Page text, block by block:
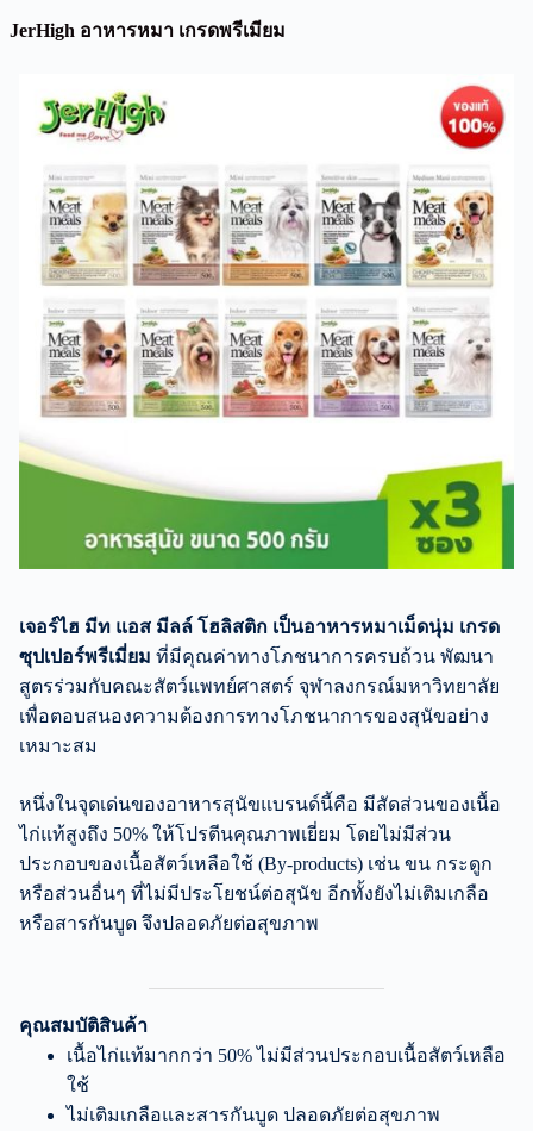
JerHigh อาหารหมา เกรดพรีเมียม
เจอร์ไฮ มีท แอส มีลล์ โฮลิสติก เป็นอาหารหมาเม็ดนุ่ม เกรด
ซุปเปอร์พรีเมี่ยม ที่มีคุณค่าทางโภชนาการครบถ้วน พัฒนา
สูตรร่วมกับคณะสัตว์แพทย์ศาสตร์ จุฬาลงกรณ์มหาวิทยาลัย
เพื่อตอบสนองความต้องการทางโภชนาการของสุนัขอย่าง
เหมาะสม
หนึ่งในจุดเด่นของอาหารสุนัขแบรนด์นี้คือ มีสัดส่วนของเนื้อ
ไก่แท้สูงถึง 50% ให้โปรตีนคุณภาพเยี่ยม โดยไม่มีส่วน
ประกอบของเนื้อสัตว์เหลือใช้ (By-products) เช่น ขน กระดูก
หรือส่วนอื่นๆ ที่ไม่มีประโยชน์ต่อสุนัข อีกทั้งยังไม่เติมเกลือ
หรือสารกันบูด จึงปลอดภัยต่อสุขภาพ
คุณสมบัติสินค้า
เนื้อไก่แท้มากกว่า 50% ไม่มีส่วนประกอบเนื้อสัตว์เหลือ
ใช้
ไม่เติมเกลือและสารกันบูด ปลอดภัยต่อสุขภาพ